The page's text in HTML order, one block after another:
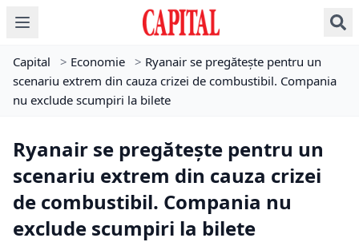
Capital > Economie > Ryanair se pregătește pentru un
scenariu extrem din cauza crizei de combustibil. Compania
nu exclude scumpiri la bilete
Ryanair se pregătește pentru un
scenariu extrem din cauza crizei
de combustibil. Compania nu
exclude scumpiri la bilete